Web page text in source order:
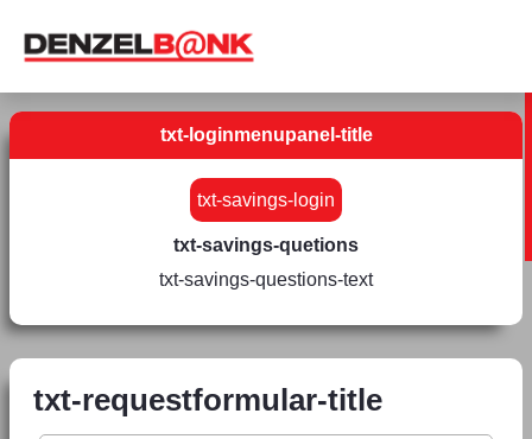
txt-loginmenupanel-title
txt-savings-login
txt-savings-quetions
txt-savings-questions-text
txt-requestformular-title